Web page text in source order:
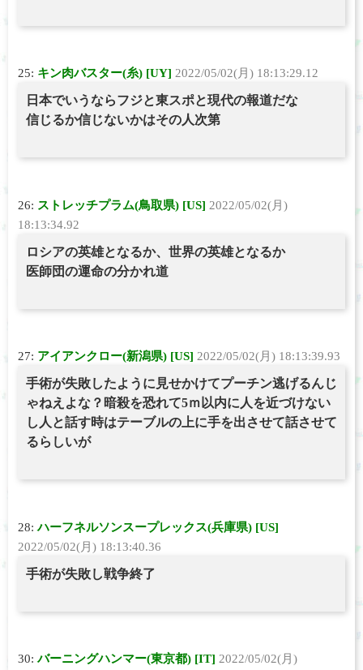
25: キン肉バスター(糸) [UY] 2022/05/02(月) 18:13:29.12
日本でいうならフジと東スポと現代の報道だな
信じるか信じないかはその人次第
26: ストレッチプラム(鳥取県) [US] 2022/05/02(月)
18:13:34.92
ロシアの英雄となるか、世界の英雄となるか
医師団の運命の分かれ道
27: アイアンクロー(新潟県) [US] 2022/05/02(月) 18:13:39.93
手術が失敗したように見せかけてプーチン逃げるんじ
ゃねえよな？暗殺を恐れて5ｍ以内に人を近づけない
し人と話す時はテーブルの上に手を出させて話させて
るらしいが
28:ハーフネルソンスープレックス(兵庫県) [US]
2022/05/02(月) 18:13:40.36
手術が失敗し戦争終了
30:バーニングハンマー(東京都) [IT] 2022/05/02(月)